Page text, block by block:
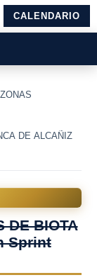
CALENDARIO
DE ALCAÑIZ
DE BIOTA
Sprint